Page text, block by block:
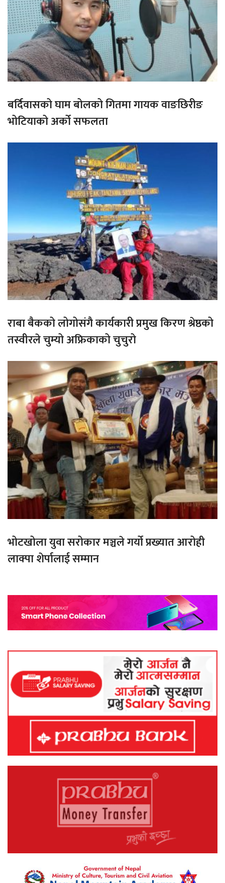
बर्दिवासको घाम बोलको गितमा गायक वाङछिरीङ
भोटियाको अर्को सफलता
राबा बैकको लोगोसंगै कार्यकारी प्रमुख किरण श्रेष्ठको
तस्वीरले चुम्यो अफ्रिकाको चुचुरो
भोटखोला युवा सरोकार मञ्चले गर्यो प्रख्यात आरोही
लाक्पा शेर्पालाई सम्मान